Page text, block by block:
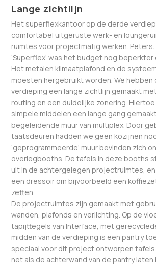
Lange zichtlijn
Het superflexkantoor op de derde
comfortabel uitgeruste werk- en
ruimtes voor projectmatig werken. Peters:
‘Superflex’ was het budget nog beperkter
Het metalen klimaatplafond en de
moesten hergebruikt worden. We hebben
verdieping een lange zichtlijn gemaakt
routing en een duidelijke zonering.
simpele middelen een lange gang
begeleidende muur van multiplex. Door
taatsdeuren hadden we geen kozijnen
‘geprogrammeerde’ muur bevinden zich
overlegbooths. De tafels in deze booths
uit in de achtergelegen projectruimtes,
een dressoir om bijvoorbeeld een
zetten.”
De projectruimtes zijn gemaakt met
wanden, plafonds en verlichting. Op de
tapijttegels van Interface, met
midden van de verdieping is een pantry
speciaal voor dit project ontworpen
net als de achterwand van de pantry